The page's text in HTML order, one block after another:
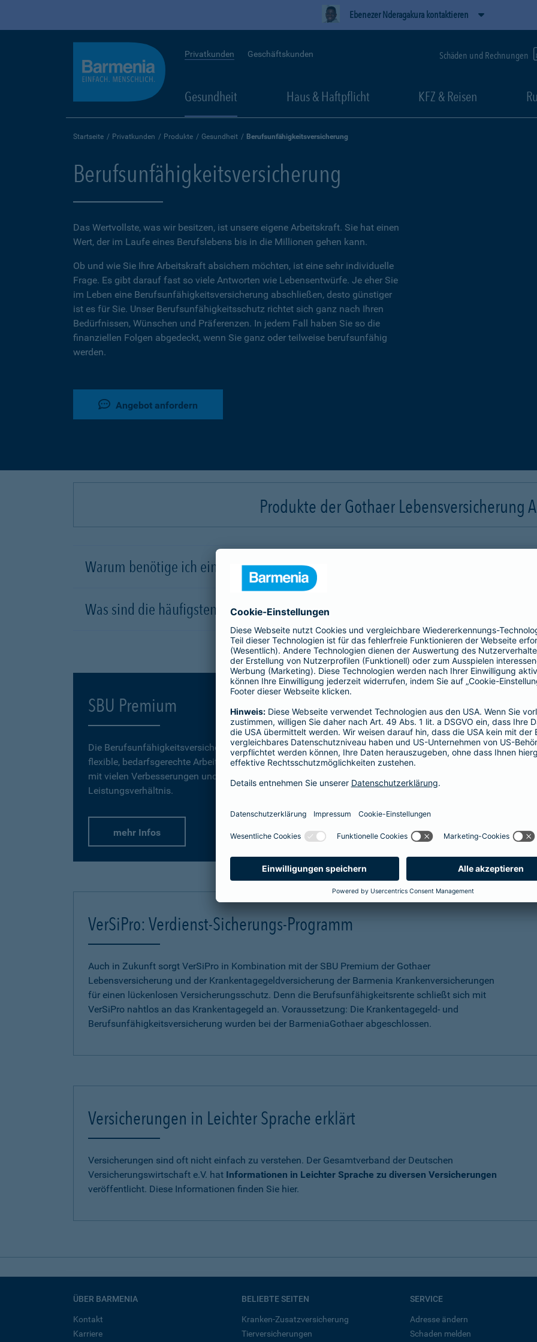
Ebenezer Nderagakura kontaktieren
Privatkunden Geschäftskunden Schäden und Rechnungen
Gesundheit Haus & Haftpflicht KFZ & Reisen
Startseite Privatkunden Produkte Gesundheit Berufsunfähigkeitsversicherung
Berufsunfähigkeitsversicherung
Das Wertvollste, was wir besitzen, ist unsere eigene Arbeitskraft. Sie hat einen
Wert, der im Laufe eines Berufslebens bis in die Millionen gehen kann.
Ob und wie Sie Ihre Arbeitskraft absichern möchten, ist eine sehr individuelle
Frage. Es gibt darauf fast so viele Antworten wie Lebensentwürfe. Je eher Sie
im Leben eine Berufsunfähigkeitsversicherung abschließen, desto günstiger
ist es für Sie. Unser Berufsunfähigkeitsschutz richtet sich ganz nach Ihren
Bedürfnissen, Wünschen und Präferenzen. In jedem Fall haben Sie so die
finanziellen Folgen abgedeckt, wenn Sie ganz oder teilweise berufsunfähig
werden.
Angebot anfordern
Produkte der Gothaer Lebensversicherung
Warum benötige ich eine Berufsunfähigkeitsversicherung?
Was sind die häufigsten Ursachen für eine Berufsunfähigkeit?
SBU Premium
Die BerufsunfähigkeitsversicherungSBU Premiumbietet eine
flexible, bedarfsgerechte Arbeitskraftabsicherung fürs Leben. Jetzt
mit vielen Verbesserungen und einem erstklassigen Preis-
Leistungsverhältnis.
mehr Infos
SBU Invest
Die
mehr Infos
VerSiPro: Verdienst-Sicherungs-Programm
Auch in Zukunft sorgt VerSiPro in Kombination mit der SBU Premium der Gothaer
Lebensversicherung und der Krankentagegeldversicherung der Barmenia Krankenversicherungen
für einen lückenlosen Versicherungsschutz. Denn die Berufsunfähigkeitsrente schließt sich mit
VerSiPro nahtlos an das Krankentagegeld an. Voraussetzung: Die Krankentagegeld- und
Berufsunfähigkeitsversicherung wurden bei der BarmeniaGothaer abgeschlossen.
Versicherungen in Leichter Sprache erklärt
Versicherungen sind oft nicht einfach zu verstehen. Der Gesamtverband der Deutschen
Versicherungswirtschaft e.V. hat Informationen in Leichter Sprache zu diversen Versicherungen
veröffentlicht. Diese Informationen finden Sie hier.
ÜBER BARMENIA
Kontakt
Karriere
BELIEBTE SEITEN
Kranken-Zusatzversicherung
Tierversicherungen
SERVICE
Adresse ändern
Schaden melden